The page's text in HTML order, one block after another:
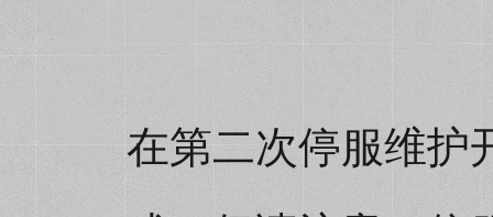
在第二次停服维护